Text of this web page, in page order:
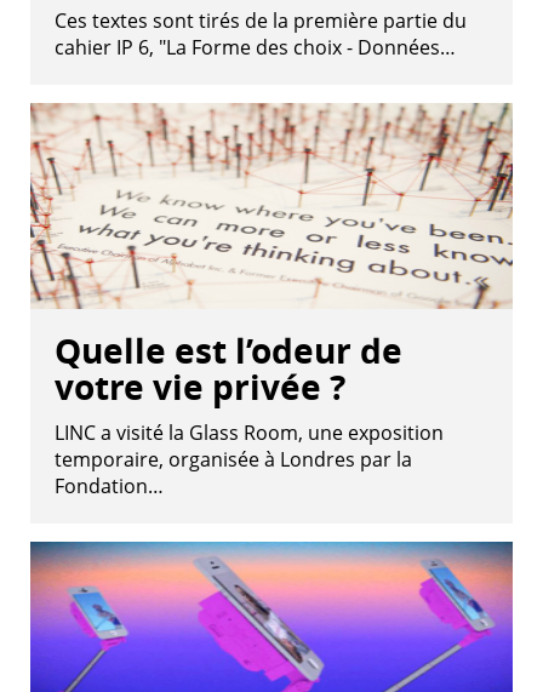
Ces textes sont tirés de la première partie du
cahier IP 6, "La Forme des choix - Données…
Quelle est l’odeur de
votre vie privée ?
LINC a visité la Glass Room, une exposition
temporaire, organisée à Londres par la
Fondation…